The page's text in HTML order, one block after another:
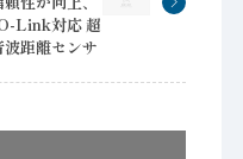
Link対応 超
波距離センサ